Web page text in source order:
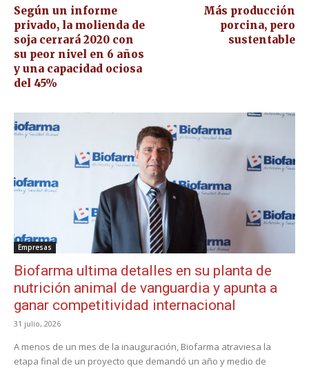
Según un informe
privado, la molienda de
soja cerrará 2020 con
su peor nivel en 6 años
y una capacidad ociosa
del 45%
Más producción
porcina, pero
sustentable
Empresas
Biofarma ultima detalles en su planta de
nutrición animal de vanguardia y apunta a
ganar competitividad internacional
31 julio, 2026
A menos de un mes de la inauguración, Biofarma atraviesa la
etapa final de un proyecto que demandó un año y medio de